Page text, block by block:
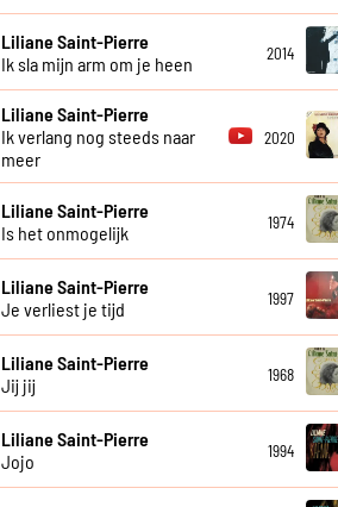
Liliane Saint-Pierre
Ik sla mijn arm om je heen
2014
Liliane Saint-Pierre
Ik verlang nog steeds naar
meer
2020
Liliane Saint-Pierre
Is het onmogelijk
1974
Liliane Saint-Pierre
Je verliest je tijd
1997
Liliane Saint-Pierre
Jij jij
1968
Liliane Saint-Pierre
Jojo
1994